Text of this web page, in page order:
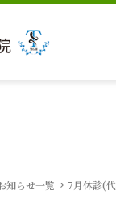
知らせ一覧 7月休診(